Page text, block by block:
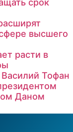
срок
высшего
расти в
Тофан
Даном